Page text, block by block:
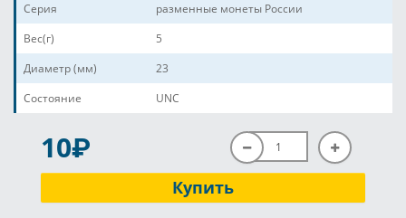
Серия
разменные монеты России
Вес(г)
5
Диаметр (мм)
23
Состояние
UNC
10P
Купить